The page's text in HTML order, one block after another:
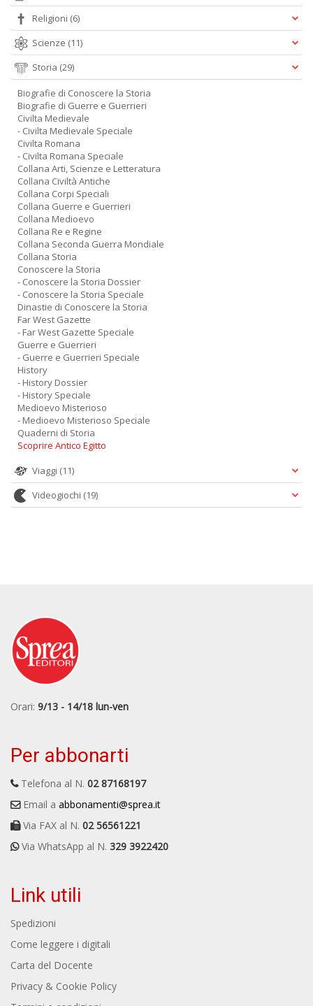
Religioni (6)
Scienze (11)
Storia (29)
Biografie di Conoscere la Storia
Biografie di Guerre e Guerrieri
Civilta Medievale
- Civilta Medievale Speciale
Civilta Romana
- Civilta Romana Speciale
Collana Arti, Scienze e Letteratura
Collana Civiltà Antiche
Collana Corpi Speciali
Collana Guerre e Guerrieri
Collana Medioevo
Collana Re e Regine
Collana Seconda Guerra Mondiale
Collana Storia
Conoscere la Storia
- Conoscere la Storia Dossier
- Conoscere la Storia Speciale
Dinastie di Conoscere la Storia
Far West Gazette
- Far West Gazette Speciale
Guerre e Guerrieri
- Guerre e Guerrieri Speciale
History
- History Dossier
- History Speciale
Medioevo Misterioso
- Medioevo Misterioso Speciale
Quaderni di Storia
Scoprire Antico Egitto
Viaggi (11)
Videogiochi (19)
Orari: 9/13 - 14/18 lun-ven
Per abbonarti
Telefona al N. 02 87168197
Email a abbonamenti@sprea.it
Via FAX al N. 02 56561221
Via WhatsApp al N. 329 3922420
Link utili
Spedizioni
Come leggere i digitali
Carta del Docente
Privacy & Cookie Policy